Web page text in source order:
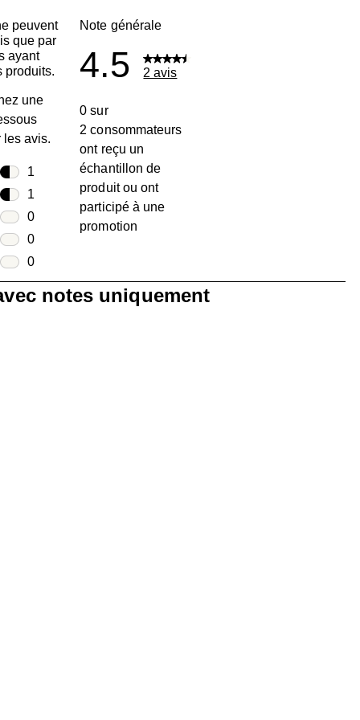
peuvent
que par
ayant
produits.
une
les avis.
1
1 avis avec 5 étoiles.
1
1 avis avec 4 étoiles.
0
0 avis avec 3 étoiles.
0
0 avis avec 2 étoiles.
0
0 avis avec 1 étoile.
Note générale
4.5 2 avis
0 sur
2 consommateurs
ont reçu un
échantillon de
produit ou ont
participé à une
promotion
notes uniquement